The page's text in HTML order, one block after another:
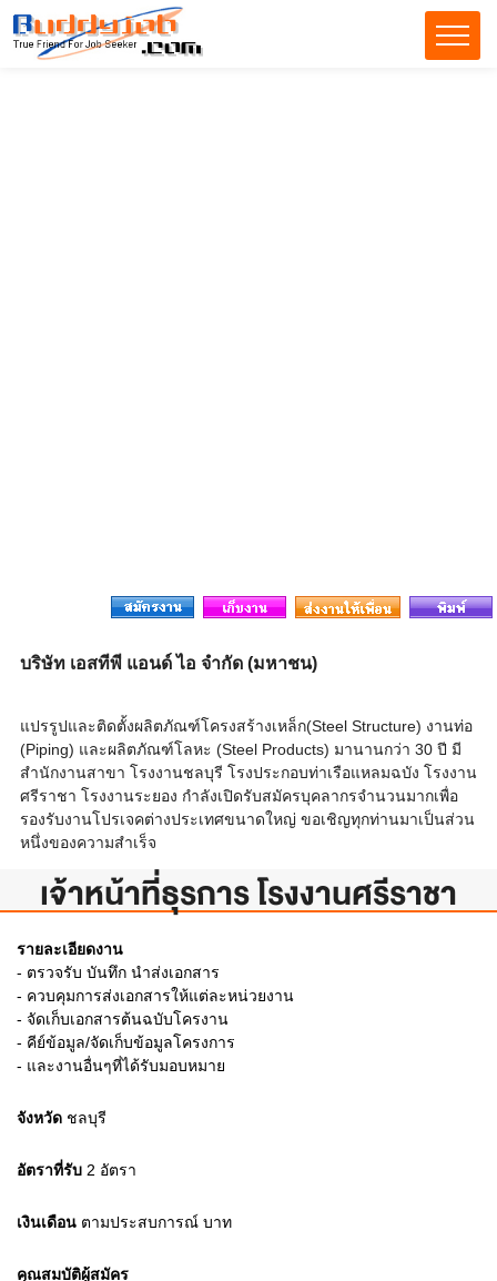
บริษัท เอสทีพี แอนด์ ไอ จำกัด (มหาชน)
แปรรูปและติดตั้งผลิตภัณฑ์โครงสร้างเหล็ก(Steel Structure) งานท่อ
(Piping) และผลิตภัณฑ์โลหะ (Steel Products) มานานกว่า 30 ปี มี
สำนักงานสาขา โรงงานชลบุรี โรงประกอบท่าเรือแหลมฉบัง โรงงาน
ศรีราชา โรงงานระยอง กำลังเปิดรับสมัครบุคลากรจำนวนมากเพื่อ
รองรับงานโปรเจคต่างประเทศขนาดใหญ่ ขอเชิญทุกท่านมาเป็นส่วน
หนึ่งของความสำเร็จ
เจ้าหน้าที่ธุรการ โรงงานศรีราชา
รายละเอียดงาน
- ตรวจรับ บันทึก นำส่งเอกสาร
- ควบคุมการส่งเอกสารให้แต่ละหน่วยงาน
- จัดเก็บเอกสารต้นฉบับโครงาน
- คีย์ข้อมูล/จัดเก็บข้อมูลโครงการ
- และงานอื่นๆที่ได้รับมอบหมาย
จังหวัด ชลบุรี
อัตราที่รับ 2 อัตรา
เงินเดือน ตามประสบการณ์ บาท
คุณสมบัติผู้สมัคร